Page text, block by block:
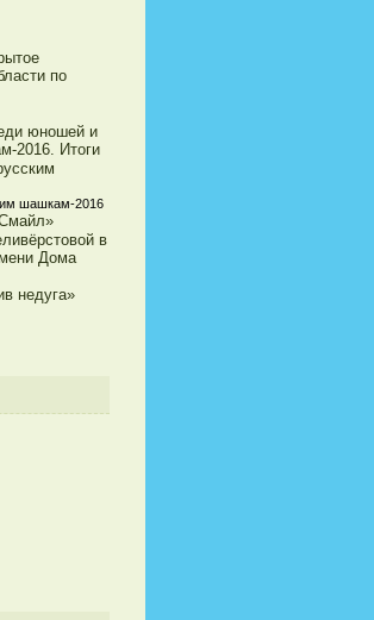
по
юношей и
2016. Итоги
шашкам-2016
в
Дома
недуга»